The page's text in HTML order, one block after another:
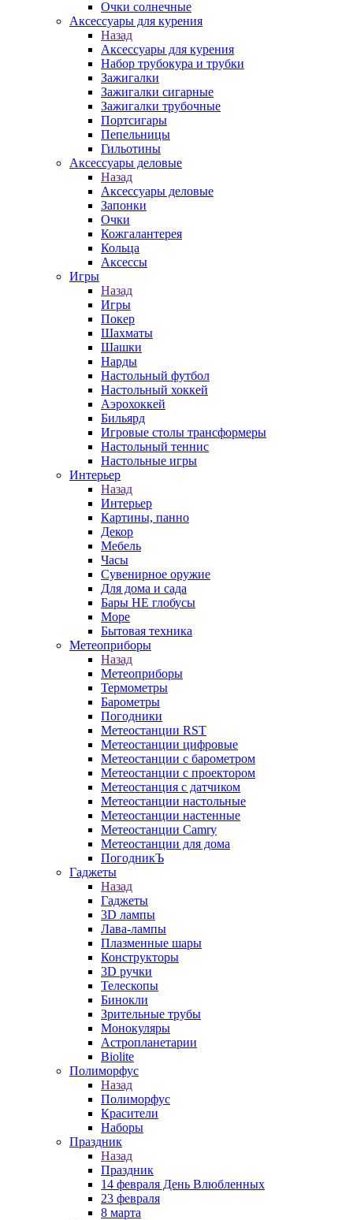
Очки солнечные
Аксессуары для курения
Назад
Аксессуары для курения
Набор трубокура и трубки
Зажигалки
Зажигалки сигарные
Зажигалки трубочные
Портсигары
Пепельницы
Гильотины
Аксессуары деловые
Назад
Аксессуары деловые
Запонки
Очки
Кожгалантерея
Кольца
Аксессы
Игры
Назад
Игры
Покер
Шахматы
Шашки
Нарды
Настольный футбол
Настольный хоккей
Аэрохоккей
Бильярд
Игровые столы трансформеры
Настольный теннис
Настольные игры
Интерьер
Назад
Интерьер
Картины, панно
Декор
Мебель
Часы
Сувенирное оружие
Для дома и сада
Бары НЕ глобусы
Море
Бытовая техника
Метеоприборы
Назад
Метеоприборы
Термометры
Барометры
Погодники
Метеостанции RST
Метеостанции цифровые
Метеостанции с барометром
Метеостанции с проектором
Метеостанция с датчиком
Метеостанции настольные
Метеостанции настенные
Метеостанции Camry
Метеостанции для дома
ПогодникЪ
Гаджеты
Назад
Гаджеты
3D лампы
Лава-лампы
Плазменные шары
Конструкторы
3D ручки
Телескопы
Бинокли
Зрительные трубы
Монокуляры
Астропланетарии
Biolite
Полиморфус
Назад
Полиморфус
Красители
Наборы
Праздник
Назад
Праздник
14 февраля День Влюбленных
23 февраля
8 марта